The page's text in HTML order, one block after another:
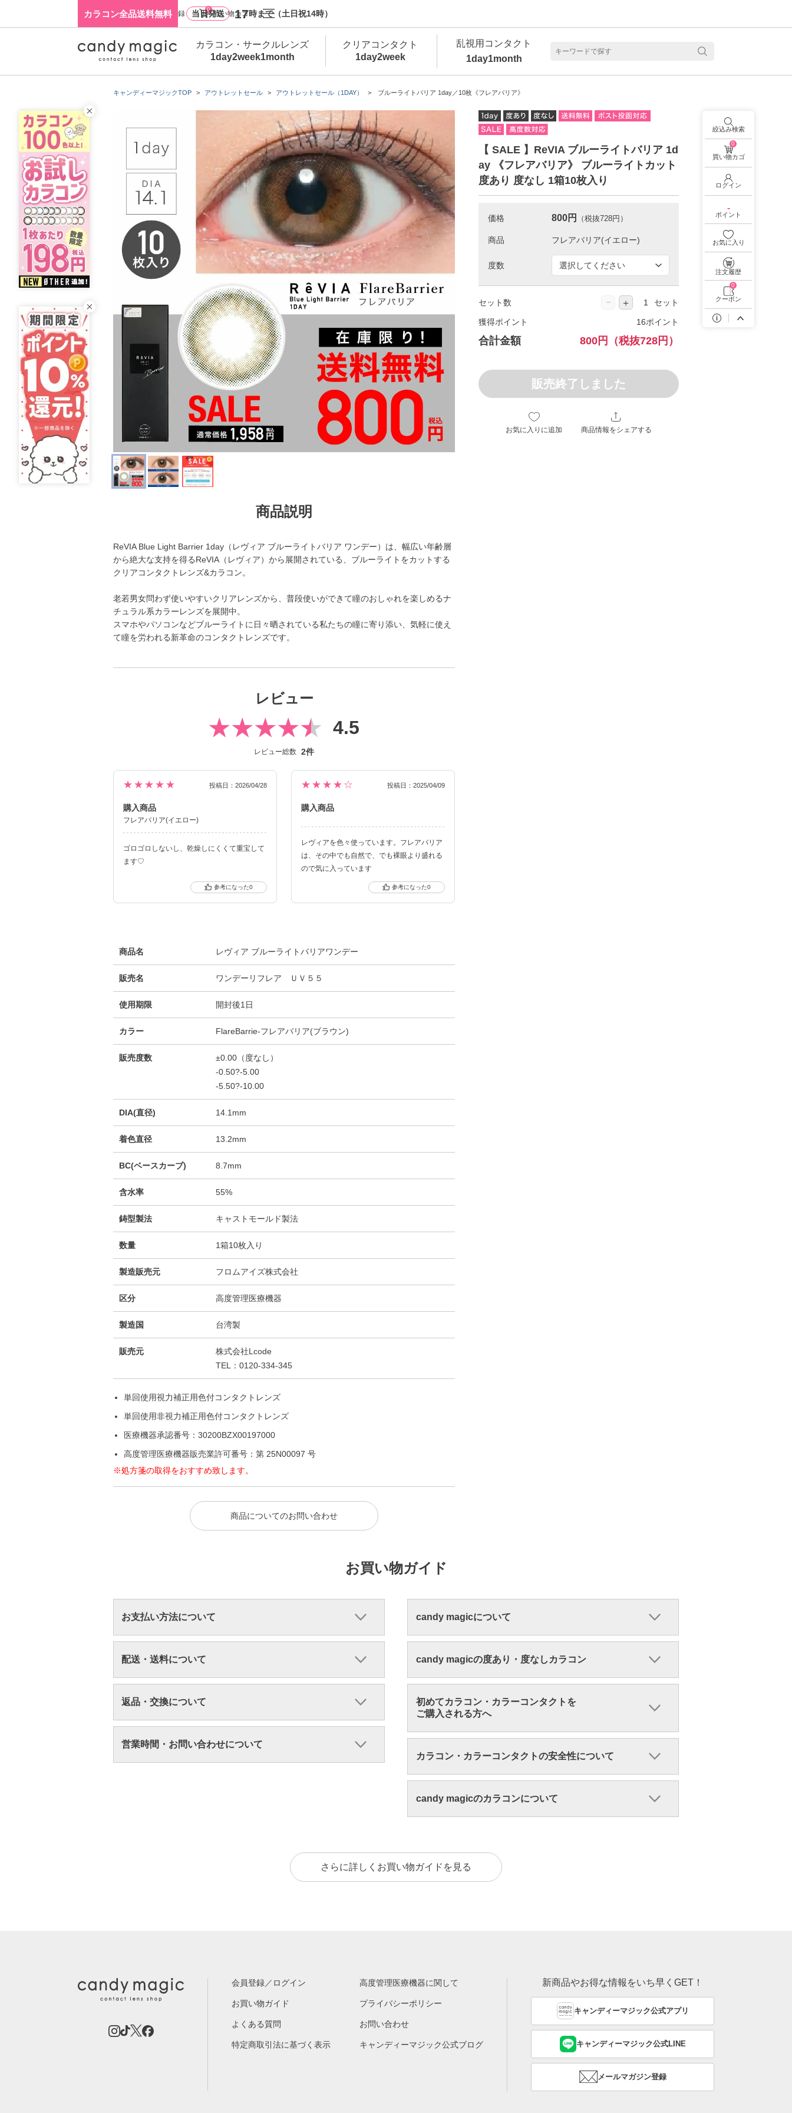
カラコン全品送料無料 当日発送 17時まで（土日祝14時）
キャンディーマジックTOP アウトレットセール アウトレットセール（1DAY） ブルーライトバリア 1day／10枚《フレアバリア》
【 SALE 】ReVIA ブルーライトバリア 1d
ay 《フレアバリア》 ブルーライトカット
度あり 度なし 1箱10枚入り
価格 800円 （税抜728円）
商品
度数
セット数 − ＋ セット
獲得ポイント 16ポイント
合計金額 800円 （税抜728円）
販売終了しました
お気に入りに追加 商品情報をシェアする
商品説明
ReVIA Blue Light Barrier 1day（レヴィア ブルーライトバリア ワンデー）は、幅広い年齢層
から絶大な支持を得るReVIA（レヴィア）から展開されている、ブルーライトをカットする
クリアコンタクトレンズ&カラコン。
老若男女問わず使いやすいクリアレンズから、普段使いができて瞳のおしゃれを楽しめるナ
チュラル系カラーレンズを展開中。
スマホやパソコンなどブルーライトに日々晒されている私たちの瞳に寄り添い、気軽に使え
て瞳を労われる新革命のコンタクトレンズです。
レビュー
4.5
レビュー総数 2件
★★★★★ 投稿日：2026/04/28
購入商品
フレアバリア(イエロー)
ゴロゴロしないし、乾燥しにくくて重宝して
ます♡
0
★★★★☆ 投稿日：2025/04/09
購入商品
レヴィアを色々使っています。フレアバリア
は、その中でも自然で、でも裸眼より盛れる
ので気に入っています
0
商品名 レヴィア ブルーライトバリアワンデー
販売名 ワンデーリフレア ＵＶ５５
使用期限 開封後1日
カラー FlareBarrie-フレアバリア(ブラウン)
販売度数
±0.00（度なし）
-0.50?-5.00
-5.50?-10.00
DIA(直径) 14.1mm
着色直径 13.2mm
BC(ベースカーブ) 8.7mm
含水率 55%
鋳型製法 キャストモールド製法
数量 1箱10枚入り
製造販売元 フロムアイズ株式会社
区分 高度管理医療機器
製造国 台湾製
販売元
株式会社Lcode
TEL：0120-334-345
単回使用視力補正用色付コンタクトレンズ
単回使用非視力補正用色付コンタクトレンズ
医療機器承認番号：30200BZX00197000
高度管理医療機器販売業許可番号：第 25N00097 号
※処方箋の取得をおすすめ致します。
商品についてのお問い合わせ
ログイン・新規会員登録
0
買い物カゴ
カラコン・サークルレンズ
1day2week1month
クリアコンタクト
1day2week
乱視用コンタクト
1day1month
絞込み検索
0
買い物カゴ
ログイン
-
ポイント
お気に入り
注文履歴
0
クーポン
カラコン・サークルレンズ 1day 商品一覧を見る
乱視用カラコン 1day商品一覧を見る
遠近両用カラコン 1day商品一覧を見る
カラコン・サークルレンズ 2week商品一覧を見る
新商品
カラコン・サークルレンズ 1month商品一覧を見る
クリアコンタクトレンズ 1day 商品一覧を見る 乱視用カラコン 1day商品一覧を見る
クリアコンタクトレンズ 2week 商品一覧を見る
新商品
乱視用カラコン 1day商品一覧を見る
乱視用カラコン 1month商品一覧を見る
お買い物ガイド
お支払い方法について
配送・送料について
返品・交換について
営業時間・お問い合わせについて
candy magicについて
candy magicの度あり・度なしカラコン
初めてカラコン・カラーコンタクトを
ご購入される方へ
カラコン・カラーコンタクトの安全性について
candy magicのカラコンについて
さらに詳しくお買い物ガイドを見る
会員登録／ログイン
お買い物ガイド
よくある質問
特定商取引法に基づく表示
高度管理医療機器に関して
プライバシーポリシー
お問い合わせ
キャンディーマジック公式ブログ
新商品やお得な情報をいち早くGET！
キャンディーマジック公式アプリ
キャンディーマジック公式LINE
メールマガジン登録